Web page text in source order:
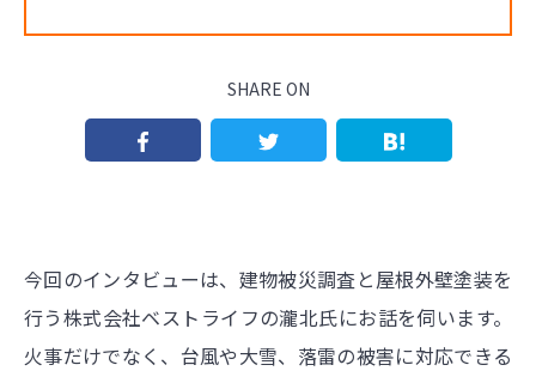
SHARE ON
今回のインタビューは、建物被災調査と屋根外壁塗装を
行う株式会社ベストライフの瀧北氏にお話を伺います。
火事だけでなく、台風や大雪、落雷の被害に対応できる